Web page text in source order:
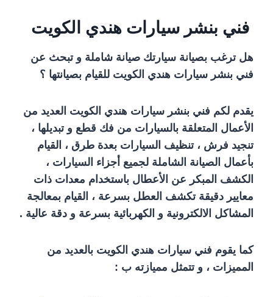
فني بنشر سيارات هندي الكويت
هل ترغب بصيانة سيارتك صيانة شاملة و تبحث عن
فني بنشر سيارات هندي الكويت للقيام بصيانتها ؟
يقدم لكم فني بنشر سيارات هندي الكويت العديد من
الأعمال المتعلقة بالسيارات من فك قطع و تبديلها ،
تنجيد فرش ، تنظيف السيارات بعدة طرق ، القيام
بأعمال الصيانة الشاملة لجميع أجزاء السيارات ،
الكشف المبكر عن الأعطال باستخدام معدات ذات
معايير دقيقة تكشف العطل بسرعة ، القيام بمعالجة
المشاكل الالكترونية و الكهربائية بسرعة و دقة عالية .
كما يقوم فني سيارات هندي الكويت بالعديد من
المميزات ، و تتمثل مميازته ب :